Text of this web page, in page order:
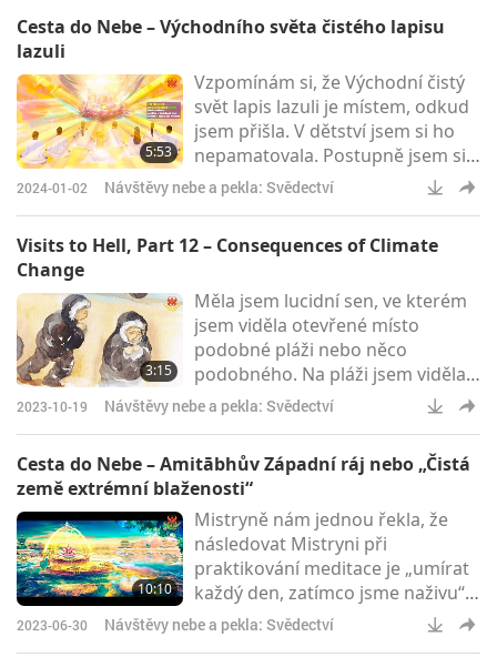
Bůh právě stvořil tuto krásnou
lese. Po své pravé straně jsem
viděla všechny druhy rostlin a
živočichů, včetně těch, kteří na
Zemi už dávno
Cesta do Nebe – Východního světa čistého lapisu
lazuli
5:53
Vzpomínám si, že Východní čistý
svět lapis lazuli je místem, odkud
jsem přišla. V dětství jsem si ho
nepamatovala. Postupně jsem si
to však uvědomila díky mé
celoživotní duchovní cestě za
byla moje duše ve Východním
důstojný a velkolepý, velmi
podobný svému odpovídajícímu
ekvivalentu, Amitabhabovu
Západnímu ráji neboli „Čisté
2024-01-02 Návštěvy nebe a pekla: Svědectví
Visits to Hell, Part 12 – Consequences of Climate
Change
3:15
Měla jsem lucidní sen, ve kterém
jsem viděla otevřené místo
podobné pláži nebo něco
podobného. Na pláži jsem viděla
lidi v zimním oblečení, kterým
bylo velké horko a hodně se potili,
přestože byla zima. Chodili a
procházeli se různými směry, s
bezcílným, ztraceným pohledem.
Pokaždé jich přibývalo, až bylo
téměř nemožné chodit. Viděla
jsem i známé tváře, dokonce i
některé kamarády z dětství. Bylo t
2023-10-19 Návštěvy nebe a pekla: Svědectví
Cesta do Nebe – Amitābhův Západní ráj nebo „Čistá
země extrémní blaženosti“
10:10
Mistryně nám jednou řekla, že
následovat Mistryni při
praktikování meditace je „umírat
každý den, zatímco jsme naživu“,
což znamená, že naše vědomí
duše může přicházet a odcházet
2023-06-30 Návštěvy nebe a pekla: Svědectví